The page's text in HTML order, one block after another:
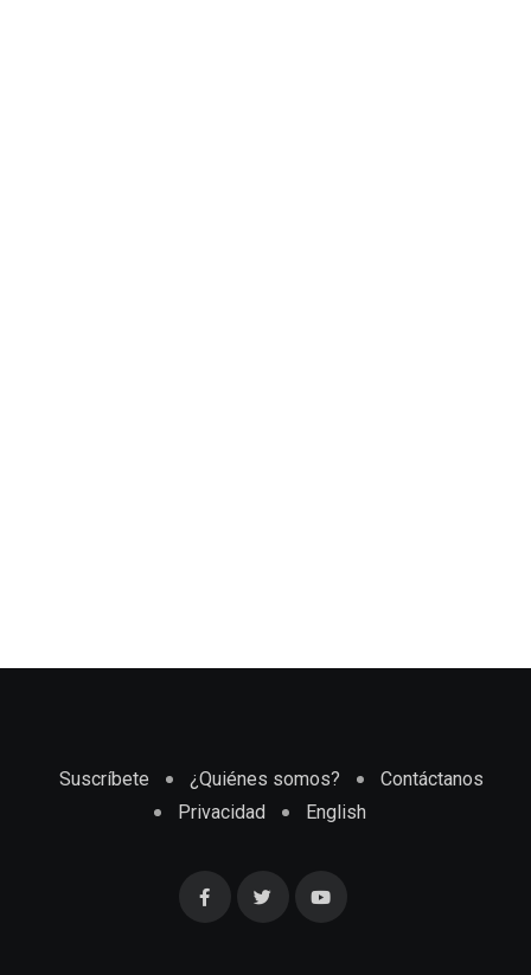
Suscríbete ¿Quiénes somos?
Contáctanos
Privacidad
English